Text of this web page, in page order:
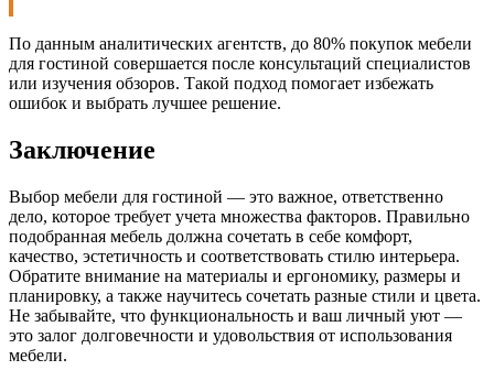
По данным аналитических агентств, до 80% покупок мебели
для гостиной совершается после консультаций специалистов
или изучения обзоров. Такой подход помогает избежать
ошибок и выбрать лучшее решение.
Заключение
Выбор мебели для гостиной — это важное, ответственно
дело, которое требует учета множества факторов. Правильно
подобранная мебель должна сочетать в себе комфорт,
качество, эстетичность и соответствовать стилю интерьера.
Обратите внимание на материалы и ергономику, размеры и
планировку, а также научитесь сочетать разные стили и цвета.
Не забывайте, что функциональность и ваш личный уют —
это залог долговечности и удовольствия от использования
мебели.